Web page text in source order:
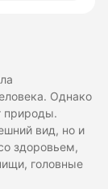
Однако
природы.
вид, но и
здоровьем,
головные